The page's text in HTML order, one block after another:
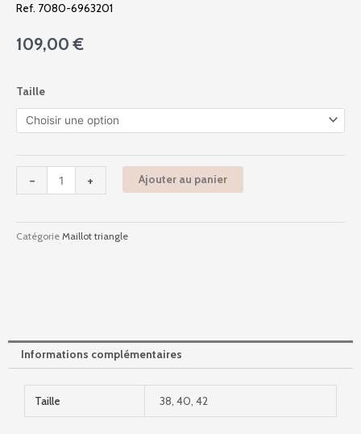
Ref. 7080-6963201
109,00€
Taille
-
de
7080
-
Festival
Sweet
Mandarin
+ Ajouter au panier
Catégorie Maillot triangle
Informations complémentaires
Taille 38, 40, 42